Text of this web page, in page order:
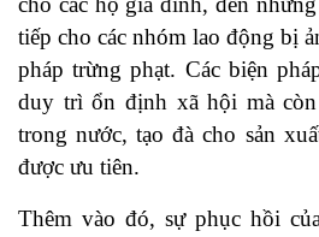
tiếp cho các nhóm lao động bị
pháp trừng phạt. Các biện
duy trì ổn định xã hội mà
trong nước, tạo đà cho sản
được ưu tiên.
Thêm vào đó, sự phục hồi